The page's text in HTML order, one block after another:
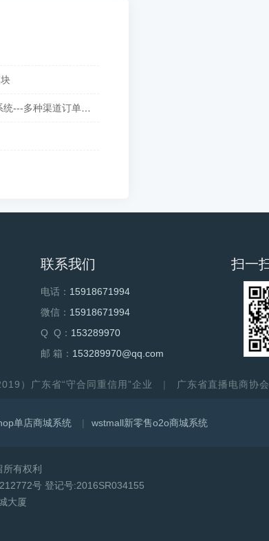
订单管理，自动化处理
联系我们
电话： 15918671994
微信： 15918671994
Q Q： 153289970
邮 箱： 153289970@qq.com
扫一
）广东省“守合同重信用”企业 广东省直播电商协
单店商城系统 wstmall新零售o2o商城系统
所有权利
号 登记号:2016SR034155
大厦